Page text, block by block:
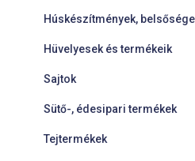
Húskészítmények,
Hüvelyesek és termékeik
Sajtok
Sütő-, édesipari termékek
Tejtermékek